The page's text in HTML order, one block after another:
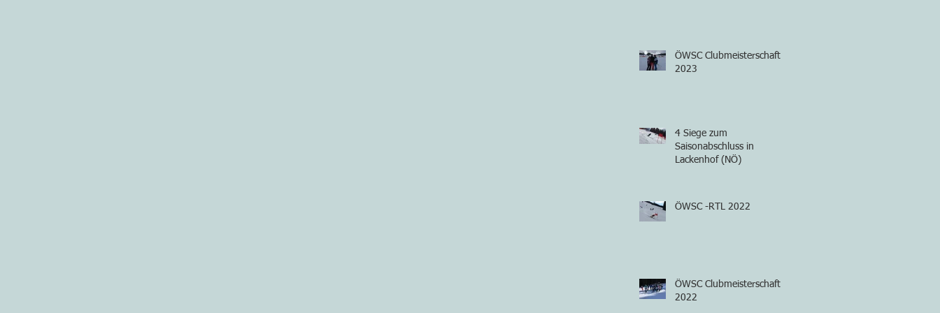
ÖWSC Clubmeisterschaft
2023
4 Siege zum
Saisonabschluss in
Lackenhof (NÖ)
ÖWSC -RTL 2022
ÖWSC Clubmeisterschaft
2022